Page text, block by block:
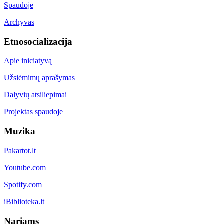
Spaudoje
Archyvas
Etnosocializacija
Apie iniciatyvą
Užsiėmimų aprašymas
Dalyvių atsiliepimai
Projektas spaudoje
Muzika
Pakartot.lt
Youtube.com
Spotify.com
iBiblioteka.lt
Nariams